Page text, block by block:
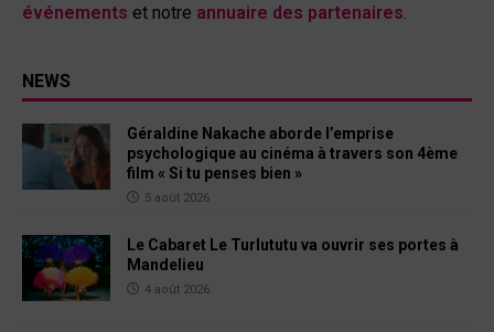
événements et notre annuaire des partenaires
NEWS
Géraldine Nakache aborde l’emprise
psychologique au cinéma à travers son 4ème
film « Si tu penses bien »
5 août 2026
Le Cabaret Le Turlututu va ouvrir ses portes à
Mandelieu
4 août 2026